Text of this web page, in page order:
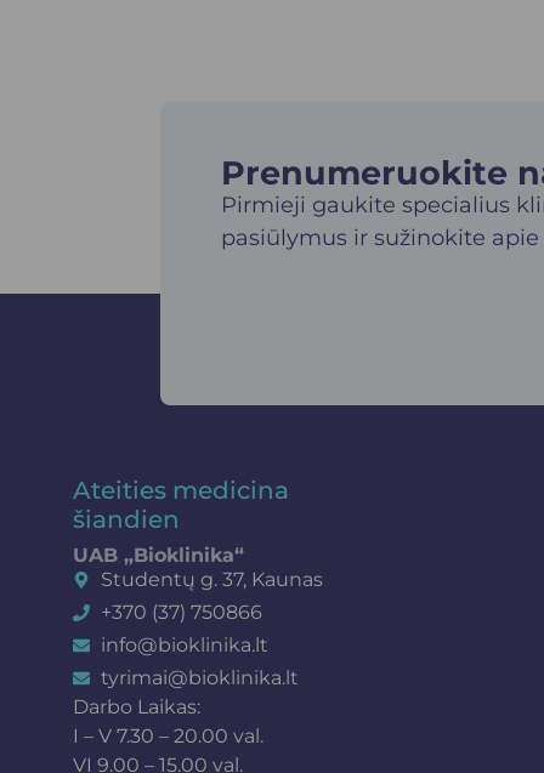
Prenumeruokite
Pirmieji gaukite specialius
pasiūlymus ir sužinokite apie
Ateities medicina
šiandien
UAB „Bioklinika“
Studentų g. 37, Kaunas
+370 (37) 750866
info@bioklinika.lt
tyrimai@bioklinika.lt
Darbo Laikas:
I – V 7.30 – 20.00 val.
VI 9.00 – 15.00 val.